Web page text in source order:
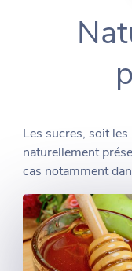
Les sucres, soit
naturellement
cas notamment